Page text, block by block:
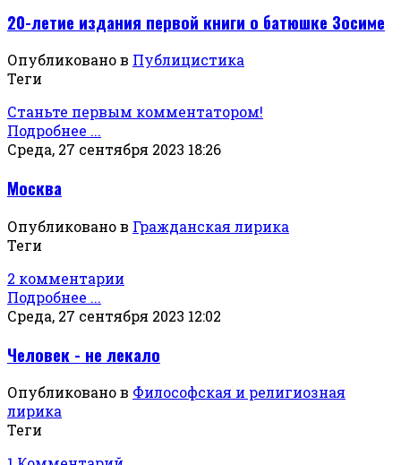
20-летие издания первой книги о батюшке Зосиме
Опубликовано в Публицистика
Теги
Станьте первым комментатором!
Подробнее ...
Среда, 27 сентября 2023 18:26
Москва
Опубликовано в Гражданская лирика
Теги
2 комментарии
Подробнее ...
Среда, 27 сентября 2023 12:02
Человек - не лекало
Опубликовано в Философская и религиозная
лирика
Теги